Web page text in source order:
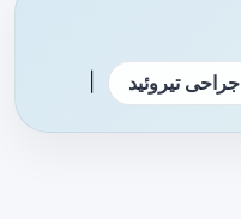
جراحی تیروئید